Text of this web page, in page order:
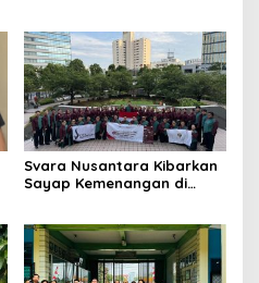
Sentuhan Kemanusiaan dan
Keberlanjutan
Svara Nusantara Kibarkan
Sayap Kemenangan di